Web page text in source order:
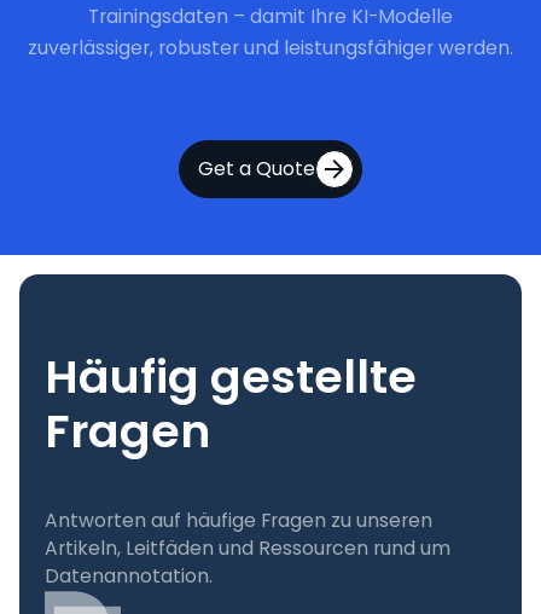
Trainingsdaten – damit Ihre KI-Modelle
zuverlässiger, robuster und leistungsfähiger werden.
Get a Quote
Häufig gestellte
Fragen
Antworten auf häufige Fragen zu unseren
Artikeln, Leitfäden und Ressourcen rund um
Datenannotation.